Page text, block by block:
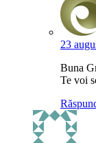
23
Buna
Te voi